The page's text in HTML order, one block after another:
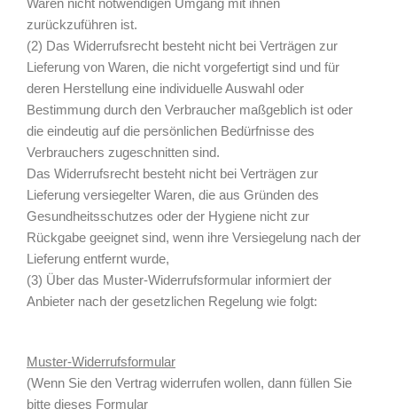
Waren nicht notwendigen Umgang mit ihnen
zurückzuführen ist.
(2) Das Widerrufsrecht besteht nicht bei Verträgen zur
Lieferung von Waren, die nicht vorgefertigt sind und für
deren Herstellung eine individuelle Auswahl oder
Bestimmung durch den Verbraucher maßgeblich ist oder
die eindeutig auf die persönlichen Bedürfnisse des
Verbrauchers zugeschnitten sind.
Das Widerrufsrecht besteht nicht bei Verträgen zur
Lieferung versiegelter Waren, die aus Gründen des
Gesundheitsschutzes oder der Hygiene nicht zur
Rückgabe geeignet sind, wenn ihre Versiegelung nach der
Lieferung entfernt wurde,
(3) Über das Muster-Widerrufsformular informiert der
Anbieter nach der gesetzlichen Regelung wie folgt:
Muster-Widerrufsformular
(Wenn Sie den Vertrag widerrufen wollen, dann füllen Sie
bitte dieses Formular